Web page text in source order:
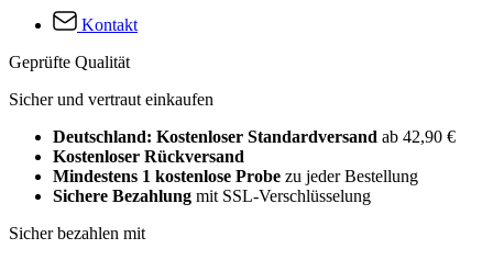
Kontakt
Geprüfte Qualität
Sicher und vertraut einkaufen
Deutschland: Kostenloser Standardversand ab 42,90 €
Kostenloser Rückversand
Mindestens 1 kostenlose Probe zu jeder Bestellung
Sichere Bezahlung mit SSL-Verschlüsselung
Sicher bezahlen mit